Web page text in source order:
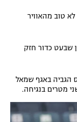
לא טוב מהאוויר
שבעט כדור חזק
הגביה באגף שמאל
מטרים בנגיחה.